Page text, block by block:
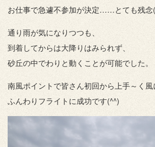
お仕事で急遽不参加が決定……とても残念
通り雨が気になりつつも、
到着してからは大降りはみられず、
砂丘の中でわりと動くことが可能でした。
南風ポイントで皆さん初回から上手～く風
ふんわりフライトに成功です(^^)